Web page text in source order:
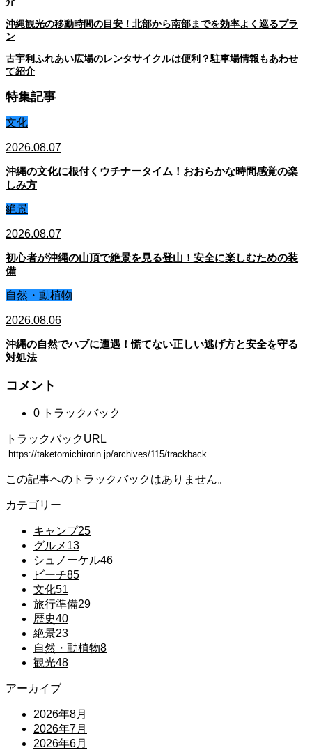
沖縄観光の移動時間の目安！北部から南部までを効率よく巡るプラ
ン
古宇利ふれあい広場のレンタサイクルは便利？駐車場情報もあわせ
て紹介
特集記事
文化
2026.08.07
沖縄の文化に根付くウチナータイム！おおらかな時間感覚の楽
しみ方
絶景
2026.08.07
初心者が沖縄の山頂で絶景を見る登山！安全に楽しむための装
備
自然・動植物
2026.08.06
沖縄の自然でハブに遭遇！慌てない正しい逃げ方と安全を守る
対処法
コメント
0 トラックバック
トラックバックURL
この記事へのトラックバックはありません。
カテゴリー
キャンプ25
グルメ 13
シュノーケル46
ビーチ85
文化51
旅行準備29
歴史40
絶景23
自然・動植物8
観光48
アーカイブ
2026年8月
2026年7月
2026年6月